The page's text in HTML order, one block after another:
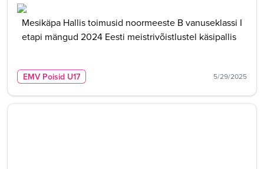
Mesikäpa Hallis toimusid noormeeste B vanuseklassi I
etapi mängud 2024 Eesti meistrivõistlustel käsipallis
EMV Poisid U17 5/29/2025